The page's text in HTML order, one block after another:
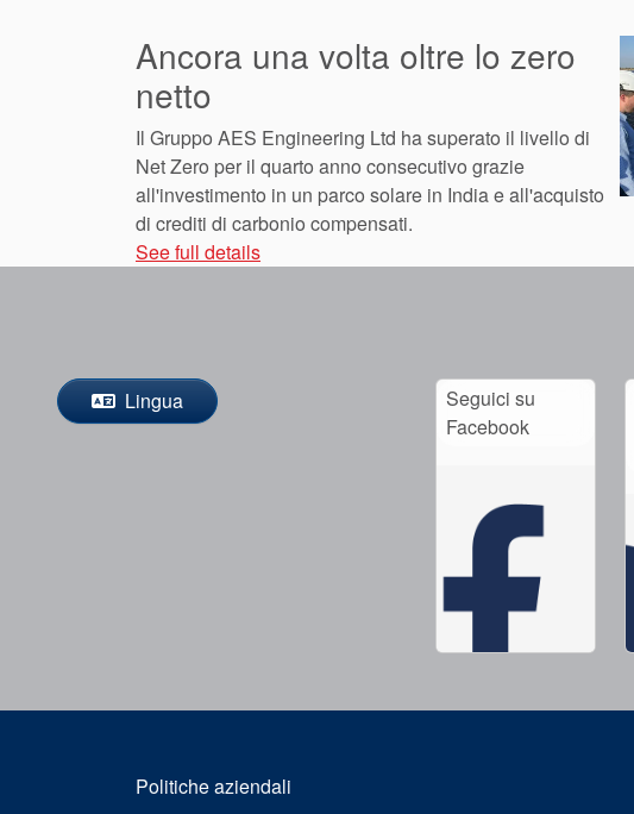
Ancora una volta oltre lo zero
netto
Il Gruppo AES Engineering Ltd ha superato il livello di
Net Zero per il quarto anno consecutivo grazie
all'investimento in un parco solare in India e all'acquisto
di crediti di carbonio compensati.
See full details
Lingua
Seguici su
Facebook
Politiche aziendali